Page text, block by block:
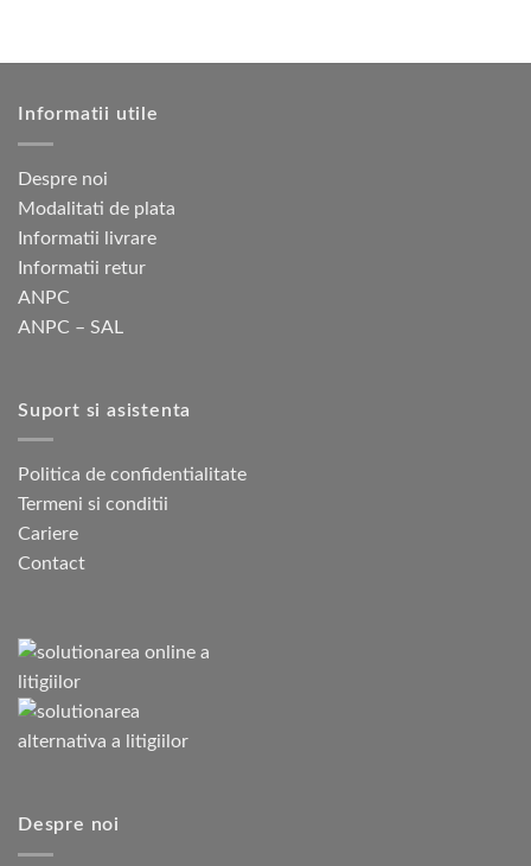
Informatii utile
Despre noi
Modalitati de plata
Informatii livrare
Informatii retur
ANPC
ANPC – SAL
Suport si asistenta
Politica de confidentialitate
Termeni si conditii
Cariere
Contact
Despre noi